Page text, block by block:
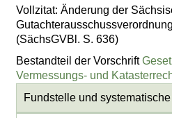
Vollzitat: Änderung der
(SächsGVBl. S. 636)
Bestandteil der Vorschrift
Vermessungs- und
Fundstelle und